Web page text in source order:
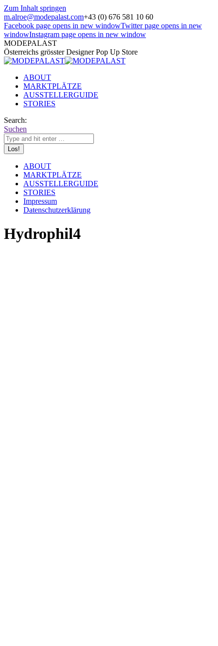
Zum Inhalt springen
m.alroe@modepalast.com+43 (0) 676 581 10 60
Facebook page opens in new windowTwitter page opens in new
windowInstagram page opens in new window
MODEPALAST
Österreichs grösster Designer Pop Up Store
ABOUT
MARKTPLÄTZE
AUSSTELLERGUIDE
STORIES
Search:
Suchen
ABOUT
MARKTPLÄTZE
AUSSTELLERGUIDE
STORIES
Impressum
Datenschutzerklärung
Hydrophil4